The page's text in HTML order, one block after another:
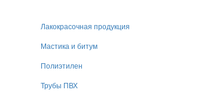
Лакокрасочная продукция
Мастика и битум
Полиэтилен
Трубы ПВХ